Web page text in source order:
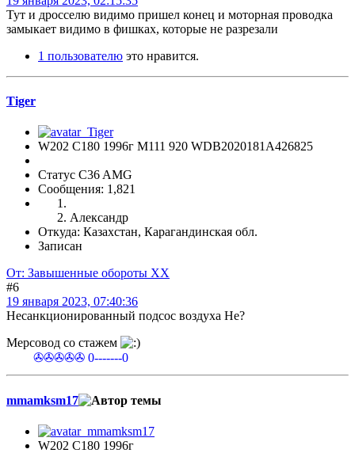
Тут и дросселю видимо пришел конец и моторная проводка
замыкает видимо в фишках, которые не разрезали
1 пользователю это нравится.
Tiger
W202 C180 1996г М111 920 WDB2020181A426825
Статус C36 AMG
Сообщения: 1,821
Александр
Откуда: Казахстан, Карагандинская обл.
Записан
От: Завышенные обороты ХХ
#6
19 января 2023, 07:40:36
Несанкционированный подсос воздуха Не?
Мерсовод со стажем
0-------0
mmamksm17
W202 C180 1996г